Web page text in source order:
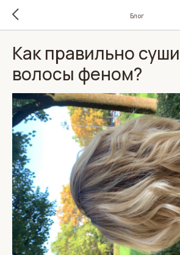
Блог
Как правильно
волосы феном?